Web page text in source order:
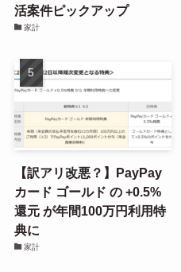
活案件ピックアップ
家計
【訳アリ改悪？】PayPay
カード ゴールド の +0.5%
還元 が年間100万円利用特
典に
家計